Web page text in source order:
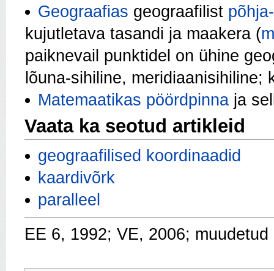
Geograafias geograafilist
kujutletava tasandi ja maakera (
paiknevail punktidel on ühine
lõuna-sihiline, meridiaanisihiline;
Matemaatikas pöördpinna ja
Vaata ka seotud artikleid
geograafilised koordinaadid
kaardivõrk
paralleel
EE 6, 1992; VE, 2006; muudetud